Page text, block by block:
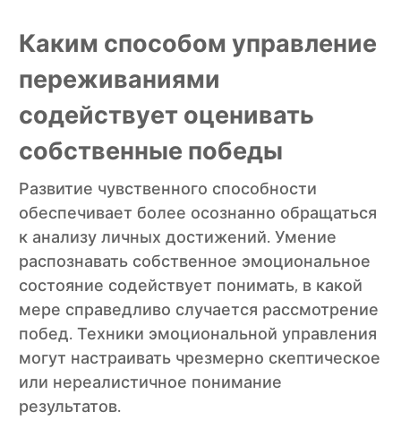
Каким способом управление
переживаниями
содействует оценивать
собственные победы
Развитие чувственного способности
обеспечивает более осознанно обращаться
к анализу личных достижений. Умение
распознавать собственное эмоциональное
состояние содействует понимать, в какой
мере справедливо случается рассмотрение
побед. Техники эмоциональной управления
могут настраивать чрезмерно скептическое
или нереалистичное понимание
результатов.